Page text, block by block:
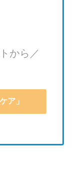
から／
ア」